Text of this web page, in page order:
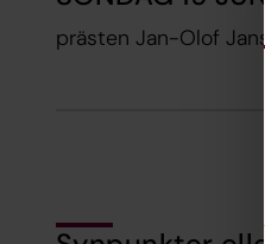
prästen Jan-Olof